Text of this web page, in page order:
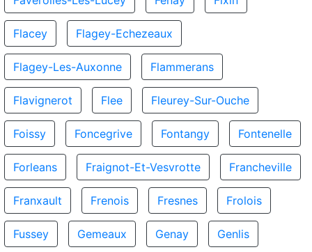
Flacey Flagey-Echezeaux
Flagey-Les-Auxonne Flammerans
Flavignerot Flee Fleurey-Sur-Ouche
Foissy Foncegrive Fontangy Fontenelle
Forleans Fraignot-Et-Vesvrotte Francheville
Franxault Frenois Fresnes Frolois
Fussey Gemeaux Genay Genlis